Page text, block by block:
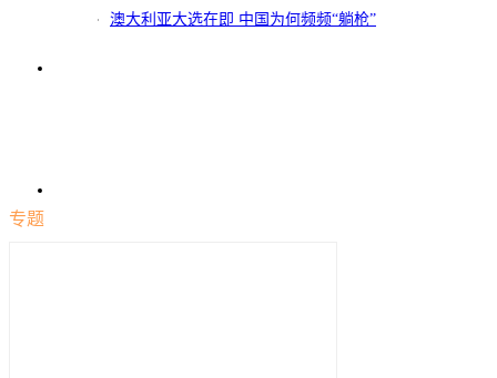
澳大利亚大选在即 中国为何频频“躺枪”
专题